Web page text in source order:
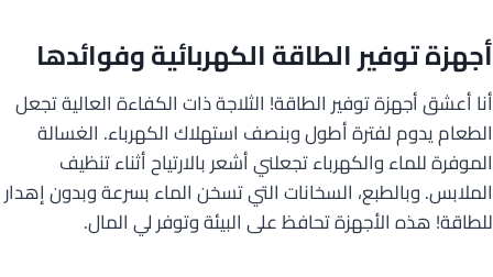
أجهزة توفير الطاقة الكهربائية وفوائدها
أنا أعشق أجهزة توفير الطاقة! الثلاجة ذات الكفاءة العالية تجعل
الطعام يدوم لفترة أطول وبنصف استهلاك الكهرباء. الغسالة
الموفرة للماء والكهرباء تجعلني أشعر بالارتياح أثناء تنظيف
الملابس. وبالطبع، السخانات التي تسخن الماء بسرعة وبدون إهدار
للطاقة! هذه الأجهزة تحافظ على البيئة وتوفر لي المال.